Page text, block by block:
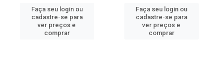
Faça seu login ou
cadastre-se para
ver preços e
comprar
Faça seu login ou
cadastre-se para
ver preços e
comprar